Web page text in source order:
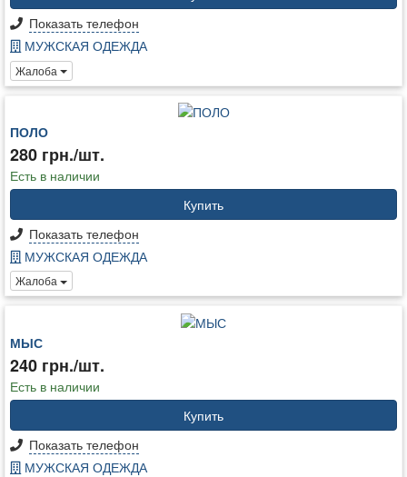
Показать телефон
МУЖСКАЯ ОДЕЖДА
Жалоба
ПОЛО
280 грн./шт.
Есть в наличии
Купить
Показать телефон
МУЖСКАЯ ОДЕЖДА
Жалоба
МЫС
240 грн./шт.
Есть в наличии
Купить
Показать телефон
МУЖСКАЯ ОДЕЖДА